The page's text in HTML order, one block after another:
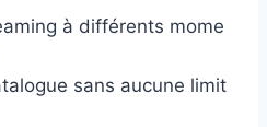
à différents mome
sans aucune limit